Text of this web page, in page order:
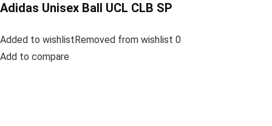
Adidas Unisex Ball UCL CLB SP
Added to wishlistRemoved from wishlist 0
Add to compare